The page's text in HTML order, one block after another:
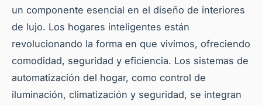
un componente esencial en el diseño de interiores
de lujo. Los hogares inteligentes están
revolucionando la forma en que vivimos, ofreciendo
comodidad, seguridad y eficiencia. Los sistemas de
automatización del hogar, como control de
iluminación, climatización y seguridad, se integran